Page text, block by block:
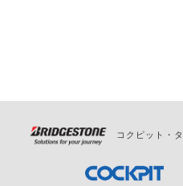
コクピット・